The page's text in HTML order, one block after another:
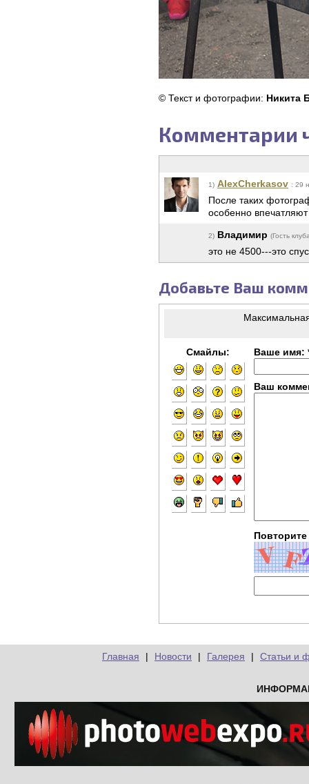
© Текст и фотографии: Никита
Комментарии
1) AlexCherkasov : 29
После таких
особенно
2) Владимир (Гость
это не 4500---это
Добавьте Ваш
Смайлы: Ваше имя:
Ваш
Главная | Новости | Галерея | Статьи и